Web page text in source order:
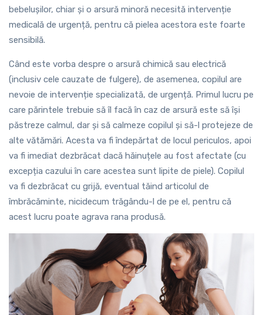
bebelușilor, chiar și o arsură minoră necesită intervenție
medicală de urgență, pentru că pielea acestora este foarte
sensibilă.
Când este vorba despre o arsură chimică sau electrică
(inclusiv cele cauzate de fulgere), de asemenea, copilul are
nevoie de intervenție specializată, de urgență. Primul lucru pe
care părintele trebuie să îl facă în caz de arsură este să își
păstreze calmul, dar și să calmeze copilul și să-l protejeze de
alte vătămări. Acesta va fi îndepărtat de locul periculos, apoi
va fi imediat dezbrăcat dacă hăinuțele au fost afectate (cu
excepția cazului în care acestea sunt lipite de piele). Copilul
va fi dezbrăcat cu grijă, eventual tăind articolul de
îmbrăcăminte, nicidecum trăgându-l de pe el, pentru că
acest lucru poate agrava rana produsă.